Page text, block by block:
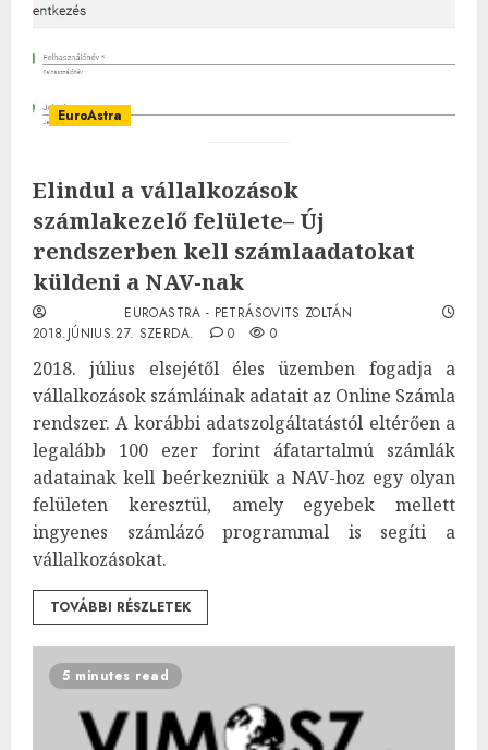
EuroAstra
Elindul a vállalkozások
számlakezelő felülete– Új
rendszerben kell számlaadatokat
küldeni a NAV-nak
EUROASTRA - PETRÁSOVITS ZOLTÁN
2018.JÚNIUS.27. SZERDA.
0 0
2018. július elsejétől éles üzemben fogadja a
vállalkozások számláinak adatait az Online Számla
rendszer. A korábbi adatszolgáltatástól eltérően a
legalább 100 ezer forint áfatartalmú számlák
adatainak kell beérkezniük a NAV-hoz egy olyan
felületen keresztül, amely egyebek mellett
ingyenes számlázó programmal is segíti a
vállalkozásokat.
TOVÁBBI RÉSZLETEK
5 minutes read